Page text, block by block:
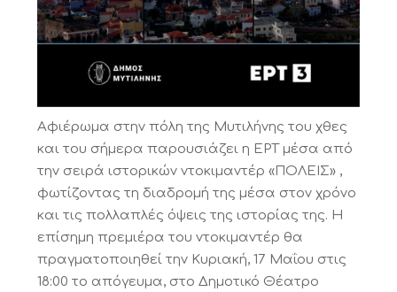
Αφιέρωμα στην πόλη της Μυτιλήνης του χθες
και του σήμερα παρουσιάζει η ΕΡΤ μέσα από
την σειρά ιστορικών ντοκιμαντέρ «ΠΟΛΕΙΣ» ,
φωτίζοντας τη διαδρομή της μέσα στον χρόνο
και τις πολλαπλές όψεις της ιστορίας της. Η
επίσημη πρεμιέρα του ντοκιμαντέρ θα
πραγματοποιηθεί την Κυριακή, 17 Μαΐου στις
18:00 το απόγευμα, στο Δημοτικό Θέατρο